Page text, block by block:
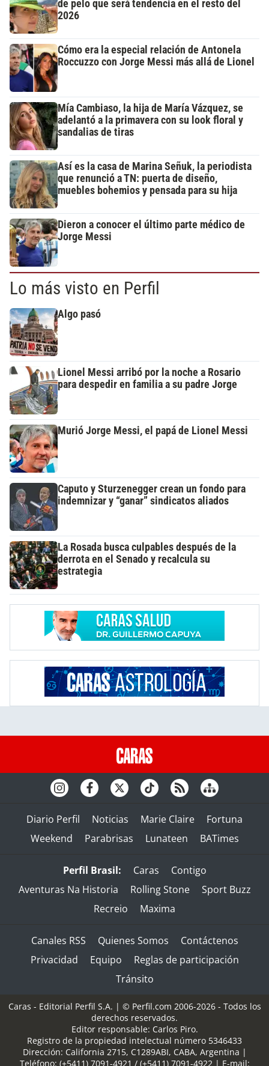
de pelo que será tendencia en el resto del
2026
Cómo era la especial relación de Antonela
Roccuzzo con Jorge Messi más allá de Lionel
Mía Cambiaso, la hija de María Vázquez, se
adelantó a la primavera con su look floral y
sandalias de tiras
Así es la casa de Marina Señuk, la periodista
que renunció a TN: puerta de diseño,
muebles bohemios y pensada para su hija
Dieron a conocer el último parte médico de
Jorge Messi
Lo más visto en Perfil
Algo pasó
Lionel Messi arribó por la noche a Rosario
para despedir en familia a su padre Jorge
Murió Jorge Messi, el papá de Lionel Messi
Caputo y Sturzenegger crean un fondo para
indemnizar y “ganar” sindicatos aliados
La Rosada busca culpables después de la
derrota en el Senado y recalcula su
estrategia
Diario Perfil Noticias Marie Claire
Fortuna
Weekend
Parabrisas Lunateen BATimes
Perfil Brasil: Caras
Contigo
Aventuras Na Historia
Rolling Stone
Sport Buzz
Recreio
Maxima
Canales RSS Quienes Somos
Contáctenos
Privacidad
Equipo
Reglas de participación
Tránsito
Caras - Editorial Perfil S.A. | © Perfil.com 2006-2026 - Todos los
derechos reservados.
Editor responsable: Carlos Piro.
Registro de la propiedad intelectual número 5346433
Dirección: California 2715, C1289ABI, CABA, Argentina |
Teléfono: (+5411) 7091-4921 / (+5411) 7091-4922 | E-mail: